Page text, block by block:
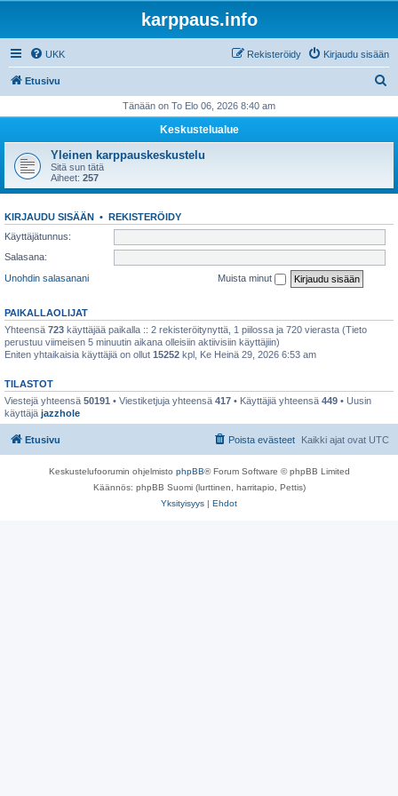
karppaus.info
UKK Kirjaudu sisään
Rekisteröidy
Etusivu
i
Tänään on To Elo 06, 2026 8:40 am
Keskustelualue
Yleinen karppauskeskustelu
Sitä sun tätä
Aiheet: 257
KIRJAUDU SISÄÄN • REKISTERÖIDY
Käyttäjätunnus:
Salasana:
Unohdin salasanani
Muista minut
PAIKALLAOLIJAT
Yhteensä 723 käyttäjää paikalla :: 2 rekisteröitynyttä, 1 piilossa ja 720 vierasta (Tieto
perustuu viimeisen 5 minuutin aikana olleisiin aktiivisiin käyttäjiin)
Eniten yhtaikaisia käyttäjiä on ollut 15252 kpl, Ke Heinä 29, 2026 6:53 am
TILASTOT
Viestejä yhteensä 50191 • Viestiketjuja yhteensä 417 • Käyttäjiä yhteensä 449 • Uusin
käyttäjä jazzhole
Etusivu Kaikki ajat ovat UTC
Poista evästeet
Keskustelufoorumin ohjelmisto phpBB® Forum Software © phpBB Limited
Käännös: phpBB Suomi (lurttinen, harritapio, Pettis)
Yksityisyys | Ehdot